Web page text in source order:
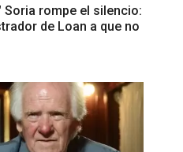
Soria rompe el silencio:
de Loan a que no